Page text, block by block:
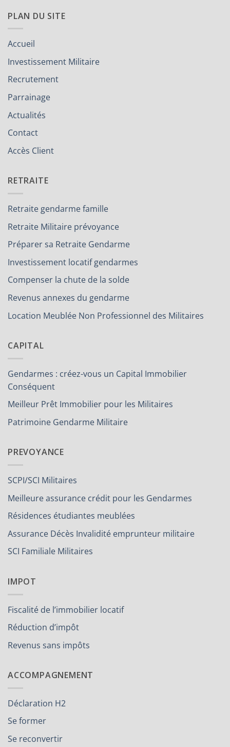
PLAN DU SITE
Accueil
Investissement Militaire
Recrutement
Parrainage
Actualités
Contact
Accès Client
RETRAITE
Retraite gendarme famille
Retraite Militaire prévoyance
Préparer sa Retraite Gendarme
Investissement locatif gendarmes
Compenser la chute de la solde
Revenus annexes du gendarme
Location Meublée Non Professionnel des Militaires
CAPITAL
Gendarmes : créez-vous un Capital Immobilier
Conséquent
Meilleur Prêt Immobilier pour les Militaires
Patrimoine Gendarme Militaire
PREVOYANCE
SCPI/SCI Militaires
Meilleure assurance crédit pour les Gendarmes
Résidences étudiantes meublées
Assurance Décès Invalidité emprunteur militaire
SCI Familiale Militaires
IMPOT
Fiscalité de l’immobilier locatif
Réduction d’impôt
Revenus sans impôts
ACCOMPAGNEMENT
Déclaration H2
Se former
Se reconvertir